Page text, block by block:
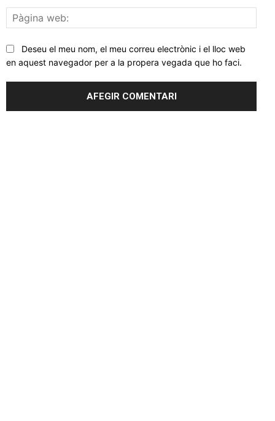
web:
Deseu el meu nom, el meu correu electrònic i el lloc web
en aquest navegador per a la propera vegada que ho faci.